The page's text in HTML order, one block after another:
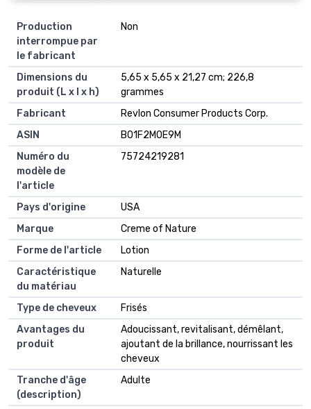
Production
interrompue par
le fabricant
Non
Dimensions du
produit (L x l x h)
5,65 x 5,65 x 21,27 cm; 226,8
grammes
Fabricant
Revlon Consumer Products Corp.
ASIN
B01F2M0E9M
Numéro du
modèle de
l'article
75724219281
Pays d'origine
USA
Marque
Creme of Nature
Forme de l'article
Lotion
Caractéristique
du matériau
Naturelle
Type de cheveux
Frisés
Avantages du
produit
Adoucissant, revitalisant, démêlant,
ajoutant de la brillance, nourrissant les
cheveux
Tranche d'âge
(description)
Adulte